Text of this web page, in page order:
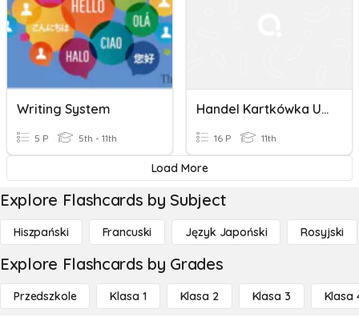
Writing System
5 P 5th - 11th
Handel Kartkówka Unit 10
16 P 11th
Load More
Explore Flashcards by Subject
Hiszpański Francuski Język Japoński Rosyjski
Explore Flashcards by Grades
Przedszkole Klasa 1 Klasa 2 Klasa 3 Klasa